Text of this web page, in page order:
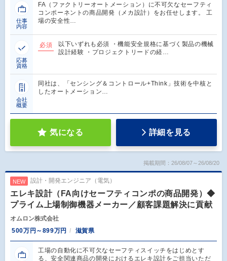
仕事
内容
FA（ファクトリーオートメーション）に不可欠なセーフティ
コンポーネントの商品開発（メカ設計）をお任せします。 工
場の安全性…
応募
資格
必須
以下いずれも必須 ・機能安全規格に基づく製品の機械
設計経験 ・プロジェクトリードの経…
会社
概要
同社は、「センシング＆コントロール+Think」技術を中核と
したオートメーション…
気になる 詳細を見る
掲載期間：26/08/07～26/08/20
NEW 設計・開発エンジニア（電気）
エレキ設計（FA向けセーフティコンポの商品開発）◆
プライム上場制御機器メーカー／顧客課題解決に貢献
オムロン株式会社
500万円～899万円
滋賀県
工場の自動化に不可欠なセーフティスイッチをはじめとす
る、安全関連商品の開発におけるエレキ設計をご担当いただ